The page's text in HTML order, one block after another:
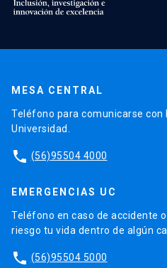
MESA CENTRAL
Teléfono para comunicarse con
Universidad.
phone (56)95504 4000
EMERGENCIAS UC
Teléfono en caso de accidente
riesgo tu vida dentro de algún
phone (56)95504 5000